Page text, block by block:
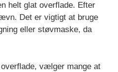
helt glat overflade. Efter
Det er vigtigt at bruge
eller støvmaske, da
vælger mange at